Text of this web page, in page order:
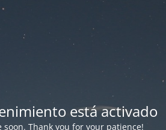
está activado
Thank you for your patience!